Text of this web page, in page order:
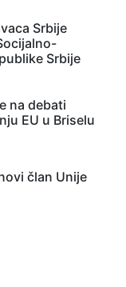
Srbije
Srbije
na debati
EU u Briselu
član Unije